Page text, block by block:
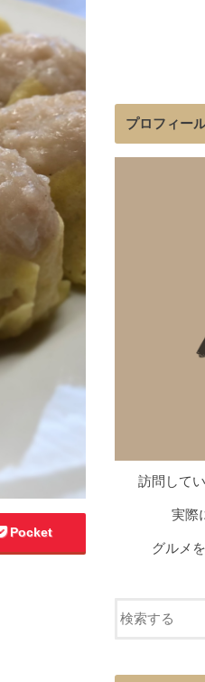
Pocket
プロフィー
訪問して
実際
グルメ